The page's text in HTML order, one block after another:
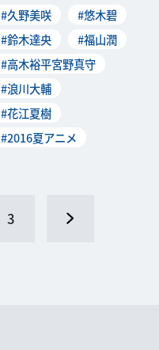
#久野美咲
#悠木碧
#鈴木達央
#福山潤
#高木裕平宮野真守
#浪川大輔
#花江夏樹
#2016夏アニメ
3